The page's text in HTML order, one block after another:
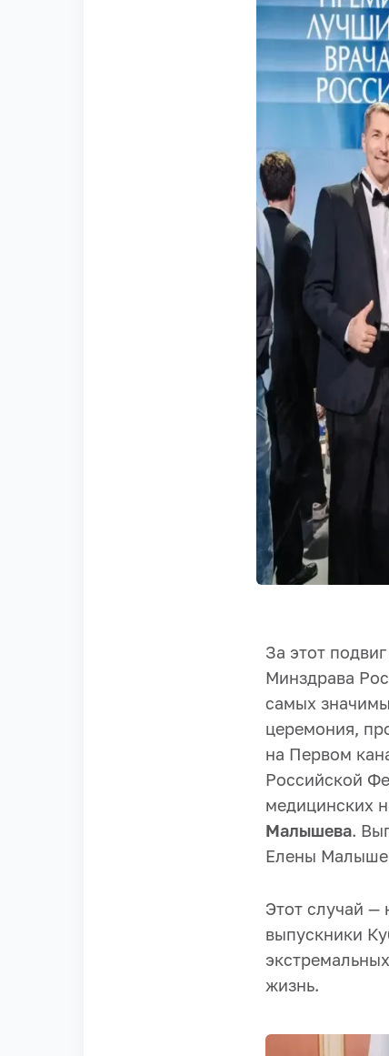
За этот
Минздрава
самых
церемония,
на Первом
Российской
медицинских
Малышева.
Елены
Этот случай —
выпускники
жизнь.